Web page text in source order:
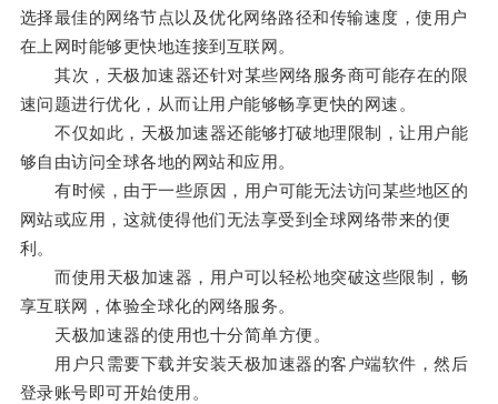
选择最佳的网络节点以及优化网络路径和传输速度，使用户
在上网时能够更快地连接到互联网。
其次，天极加速器还针对某些网络服务商可能存在的限
速问题进行优化，从而让用户能够畅享更快的网速。
不仅如此，天极加速器还能够打破地理限制，让用户能
够自由访问全球各地的网站和应用。
有时候，由于一些原因，用户可能无法访问某些地区的
网站或应用，这就使得他们无法享受到全球网络带来的便
利。
而使用天极加速器，用户可以轻松地突破这些限制，畅
享互联网，体验全球化的网络服务。
天极加速器的使用也十分简单方便。
用户只需要下载并安装天极加速器的客户端软件，然后
登录账号即可开始使用。